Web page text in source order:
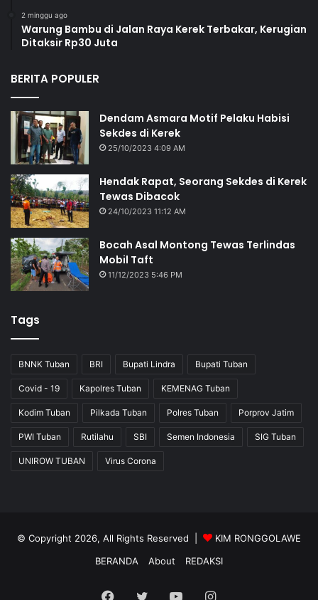
2 minggu ago
Warung Bambu di Jalan Raya Kerek Terbakar, Kerugian
Ditaksir Rp30 Juta
BERITA POPULER
Dendam Asmara Motif Pelaku Habisi
Sekdes di Kerek
25/10/2023 4:09 AM
Hendak Rapat, Seorang Sekdes di Kerek
Tewas Dibacok
24/10/2023 11:12 AM
Bocah Asal Montong Tewas Terlindas
Mobil Taft
11/12/2023 5:46 PM
Tags
BNNK Tuban BRI Bupati Lindra Bupati Tuban
Covid - 19 Kapolres Tuban KEMENAG Tuban
Kodim Tuban Pilkada Tuban Polres Tuban Porprov Jatim
PWI Tuban Rutilahu SBI Semen Indonesia SIG Tuban
UNIROW TUBAN Virus Corona
© Copyright 2026, All Rights Reserved |
KIM RONGGOLAWE
BERANDA
About REDAKSI
Facebook
Twitter YouTubeInstagram